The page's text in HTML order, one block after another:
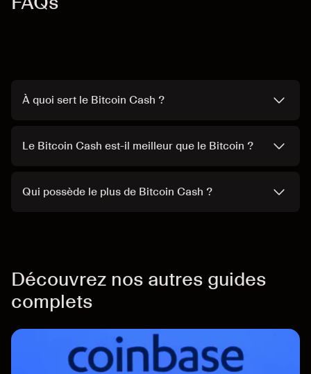
À quoi sert le Bitcoin Cash ?
Le Bitcoin Cash est-il meilleur que le Bitcoin ?
Qui possède le plus de Bitcoin Cash ?
Découvrez nos autres guides
complets